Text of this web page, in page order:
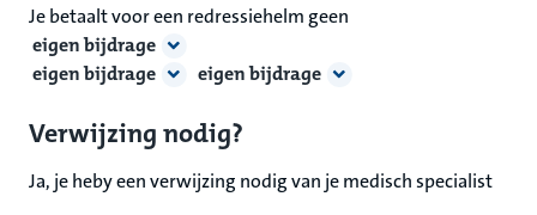
Je betaalt voor een redressiehelm geen
eigen bijdrage
eigen bijdrage
eigen bijdrage
Verwijzing nodig?
Ja, je heby een verwijzing nodig van je medisch specialist